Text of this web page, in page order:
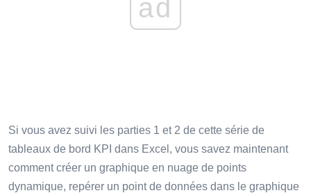
ad
Si vous avez suivi les parties 1 et 2 de cette série de
tableaux de bord KPI dans Excel, vous savez maintenant
comment créer un graphique en nuage de points
dynamique, repérer un point de données dans le graphique